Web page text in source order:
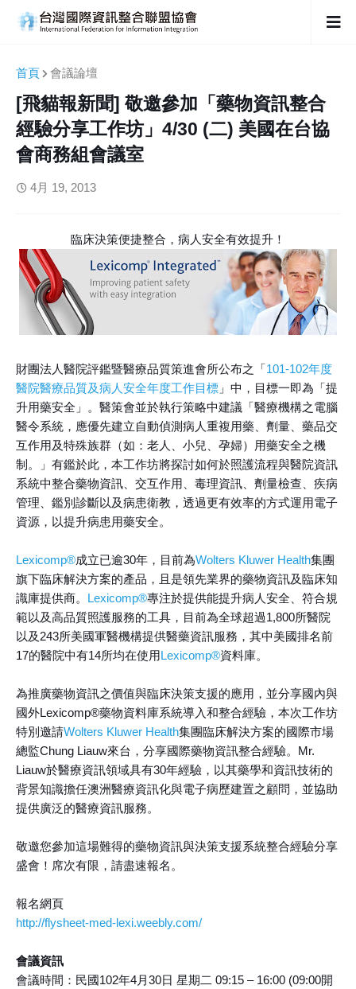
首頁 會議論壇
[飛貓報新聞] 敬邀參加「藥物資訊整合
經驗分享工作坊」4/30 (二) 美國在台協
會商務組會議室
4月 19, 2013
臨床決策便捷整合，病人安全有效提升！
財團法人醫院評鑑暨醫療品質策進會所公布之「101-102年度
醫院醫療品質及病人安全年度工作目標 」中，目標一即為「提
升用藥安全」。醫策會並於執行策略中建議「醫療機構之電腦
醫令系統，應優先建立自動偵測病人重複用藥、劑量、藥品交
互作用及特殊族群（如：老人、小兒、孕婦）用藥安全之機
制。」有鑑於此，本工作坊將探討如何於照護流程與醫院資訊
系統中整合藥物資訊、交互作用、毒理資訊、劑量檢查、疾病
管理、鑑別診斷以及病患衛教，透過更有效率的方式運用電子
資源，以提升病患用藥安全。
Lexicomp®成立已逾30年，目前為Wolters Kluwer Health集團
旗下臨床解決方案的產品，且是領先業界的藥物資訊及臨床知
識庫提供商。 Lexicomp®專注於提供能提升病人安全、符合規
範以及高品質照護服務的工具，目前為全球超過1,800所醫院
以及243所美國軍醫機構提供醫藥資訊服務，其中美國排名前
17的醫院中有14所均在使用Lexicomp®資料庫。
為推廣藥物資訊之價值與臨床決策支援的應用，並分享國內與
國外Lexicomp®藥物資料庫系統導入和整合經驗，本次工作坊
特別邀請Wolters Kluwer Health集團臨床解決方案的國際市場
總監Chung Liauw來台，分享國際藥物資訊整合經驗。Mr.
Liauw於醫療資訊領域具有30年經驗，以其藥學和資訊技術的
背景知識擔任澳洲醫療資訊化與電子病歷建置之顧問，並協助
提供廣泛的醫療資訊服務。
敬邀您參加這場難得的藥物資訊與決策支援系統整合經驗分享
盛會！席次有限，請盡速報名。
報名網頁
http://flysheet-med-lexi.weebly.com/
會議資訊
會議時間：民國102年4月30日 星期二 09:15 – 16:00 (09:00開